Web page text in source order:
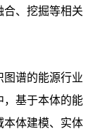
、挖掘等相关
图谱的能源行业
，基于本体的能
本体建模、实体